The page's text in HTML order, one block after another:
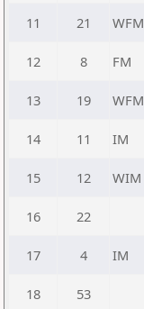
11 21 WFM
12 8 FM
13 19 WFM
14 11 IM
15 12 WIM
16 22
17 4 IM
18 53